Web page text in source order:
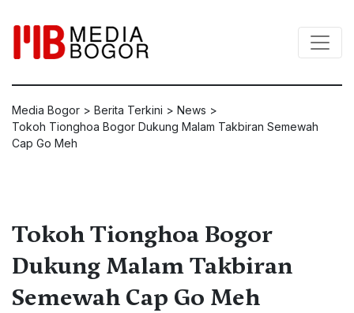
Media Bogor > Berita Terkini > News >
Tokoh Tionghoa Bogor Dukung Malam Takbiran Semewah
Cap Go Meh
Tokoh Tionghoa Bogor
Dukung Malam Takbiran
Semewah Cap Go Meh